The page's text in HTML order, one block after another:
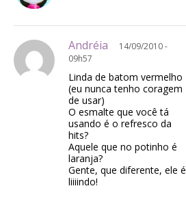
Andréia
14/09/2010 -
09h57
Linda de batom vermelho
(eu nunca tenho coragem
de usar)
O esmalte que você tá
usando é o refresco da
hits?
Aquele que no potinho é
laranja?
Gente, que diferente, ele é
liiiindo!